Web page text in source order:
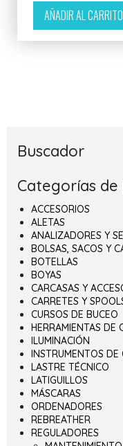
AÑADIR AL CARRITO
Buscador
Categorías
ACCESORIOS
ALETAS
ANALIZADORES Y
BOLSAS, SACOS Y
BOTELLAS
BOYAS
CARCASAS Y
CARRETES Y
CURSOS DE BUCEO
HERRAMIENTAS DE
ILUMINACIÓN
INSTRUMENTOS DE
LASTRE TÉCNICO
LATIGUILLOS
MÁSCARAS
ORDENADORES
REBREATHER
REGULADORES